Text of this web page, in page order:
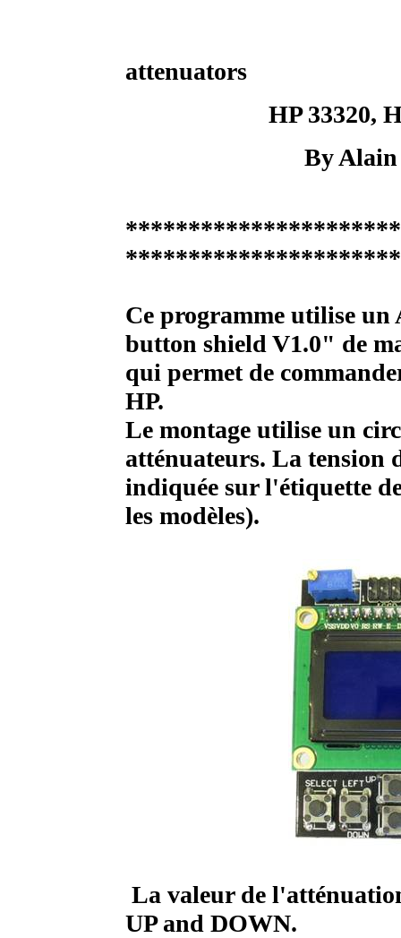
attenuators
HP 33320,
By
Ce programme utilise
button shield V1.0" de
qui permet de
HP.
Le montage utilise un
atténuateurs. La tension
indiquée sur l'étiquette
les modèles).
La valeur de
UP and DOWN.